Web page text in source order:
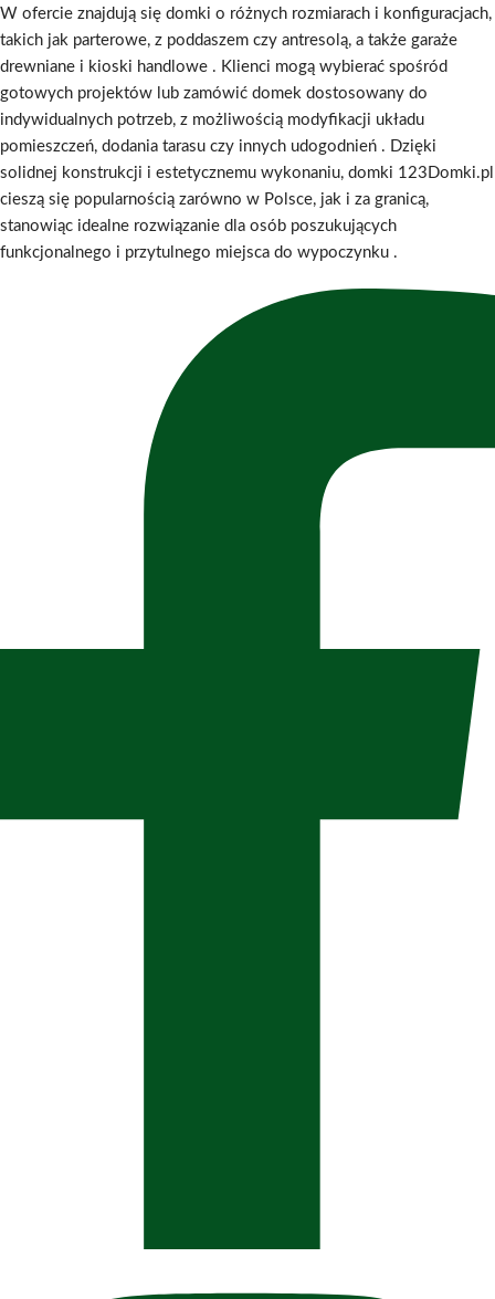
W ofercie znajdują się domki o różnych rozmiarach i konfiguracjach,
takich jak parterowe, z poddaszem czy antresolą, a także garaże
drewniane i kioski handlowe . Klienci mogą wybierać spośród
gotowych projektów lub zamówić domek dostosowany do
indywidualnych potrzeb, z możliwością modyfikacji układu
pomieszczeń, dodania tarasu czy innych udogodnień .
Dzięki
solidnej konstrukcji i estetycznemu wykonaniu, domki 123Domki.pl
cieszą się popularnością zarówno w Polsce, jak i za granicą,
stanowiąc idealne rozwiązanie dla osób poszukujących
funkcjonalnego i przytulnego miejsca do wypoczynku .